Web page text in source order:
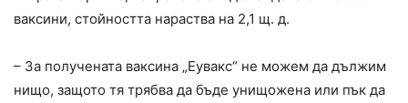
ваксини, стойността нараства на 2,1 щ. д.
– За получената ваксина „Еувакс“ не можем да дължим
нищо, защото тя трябва да бъде унищожена или пък да